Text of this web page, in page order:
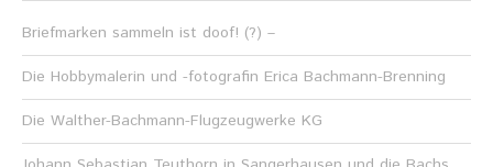
Briefmarken sammeln ist doof! (?) –
Die Hobbymalerin und -fotografin Erica Bachmann-Brenning
Die Walther-Bachmann-Flugzeugwerke KG